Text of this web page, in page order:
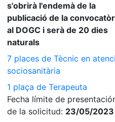
s'obrirà l'endemà de la
publicació de la
al DOGC i serà de 20 dies
naturals
7 places de Tècnic en
sociosanitària
1 plaça de Terapeuta
Fecha límite de
de la solicitud: 23/05/2023